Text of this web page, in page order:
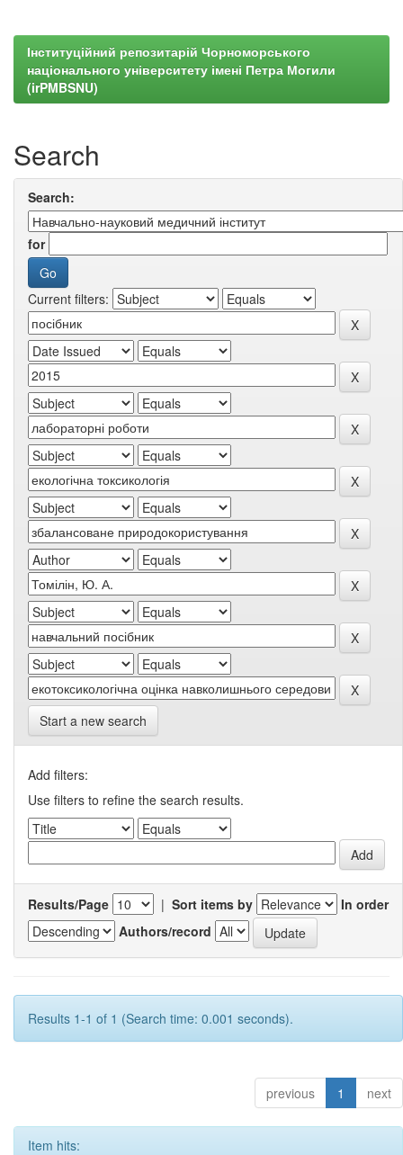
Інституційний репозитарій Чорноморського
національного університету імені Петра Могили
(irPMBSNU)
Search
Search:
for
Current filters:
Start a new search
Add filters:
Use filters to refine the search results.
Results/Page | Sort items by
In order
Authors/record
Results 1-1 of 1 (Search time: 0.001 seconds).
previous 1 next
Item hits: